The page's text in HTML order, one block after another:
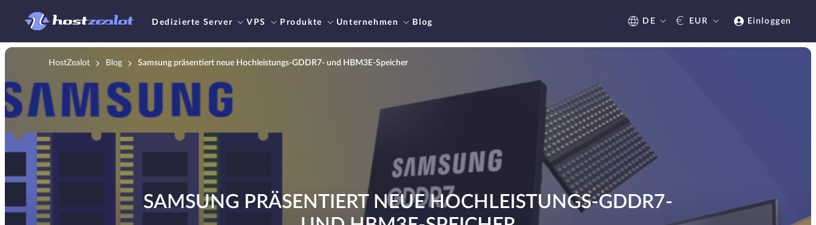
Dedizierte Server VPS Produkte Unternehmen Blog DE € EUR Einloggen
HostZealot Blog Samsung präsentiert neue Hochleistungs-GDDR7- und HBM3E-Speicher
SAMSUNG PRÄSENTIERT NEUE HOCHLEISTUNGS-GDDR7-